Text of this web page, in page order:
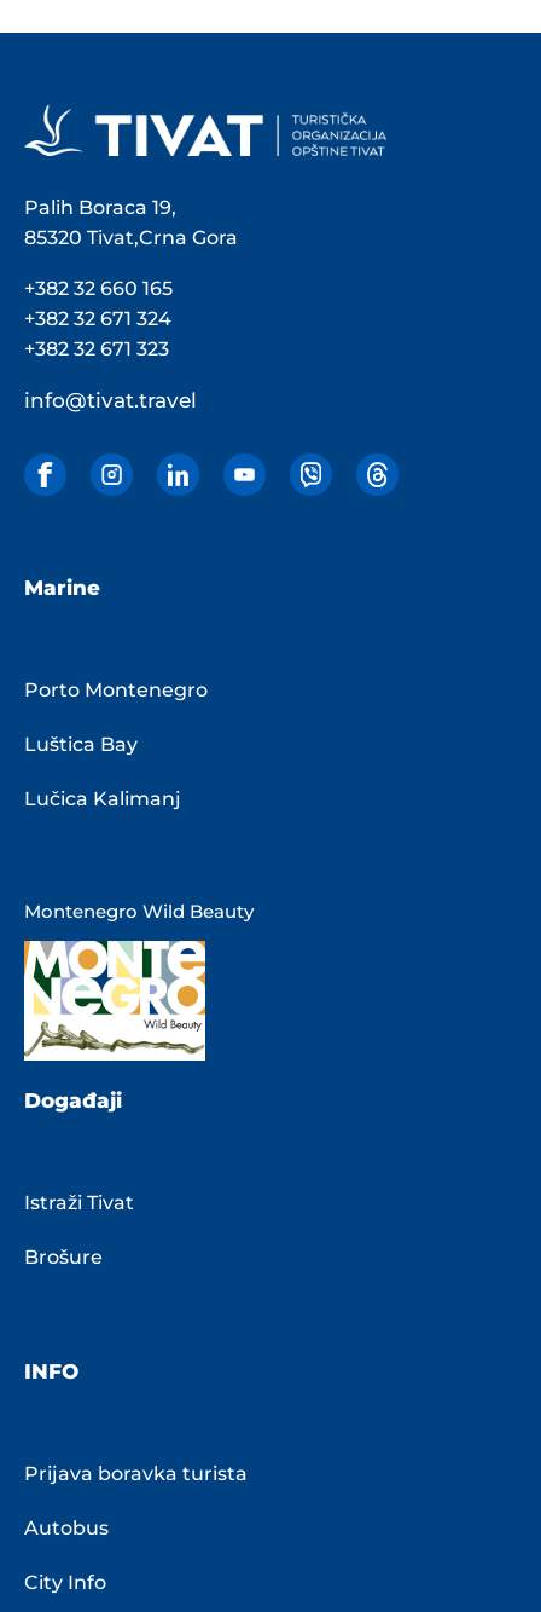
Palih Boraca 19,
85320 Tivat,Crna Gora
+382 32 660 165
+382 32 671 324
+382 32 671 323
info@tivat.travel
Marine
Porto Montenegro
Luštica Bay
Lučica Kalimanj
Montenegro Wild Beauty
Događaji
Istraži Tivat
Brošure
INFO
Prijava boravka turista
Autobus
City Info